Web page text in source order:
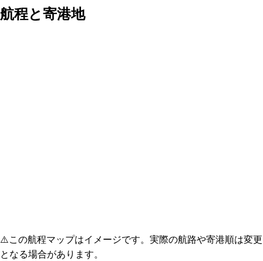
航程と寄港地
⚠️この航程マップはイメージです。実際の航路や寄港順は変更
となる場合があります。